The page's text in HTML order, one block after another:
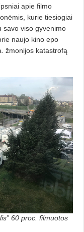
apie filmo
kurie tie­siogiai
savo viso gyvenimo
naujo kino epo
žmonijos katastrofą
60 proc. filmuotos